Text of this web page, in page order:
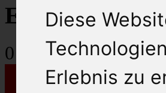
Diese
Erlebnis zu
Einkaufs
0 Artikel